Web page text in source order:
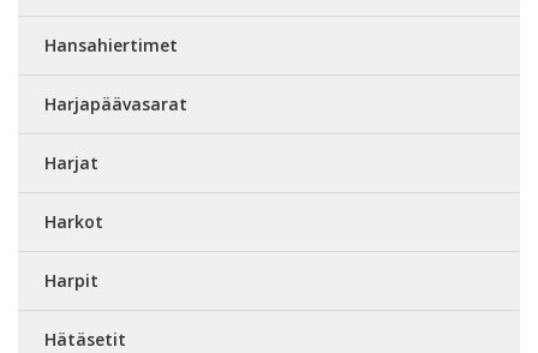
Hansahiertimet
Harjapäävasarat
Harjat
Harkot
Harpit
Hätäsetit